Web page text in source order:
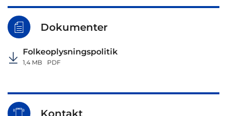
Dokumenter
Folkeoplysningspolitik
1,4 MB PDF
Kontakt